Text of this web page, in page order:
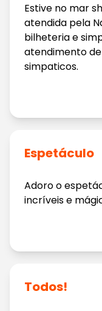
Estive no mar
atendida pela
bilheteria e
atendimento
simpaticos.
Espetáculo
Adoro o
incríveis e
Todos!